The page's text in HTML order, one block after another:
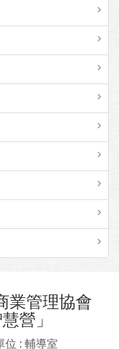
業管理協會
營」
位 : 輔導室